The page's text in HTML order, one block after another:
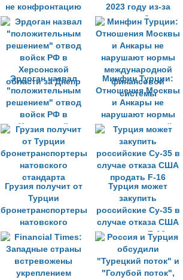
не конфронтацию
2023 году из-за
поддержки Западом
Киева
Эрдоган назвал
"положительным
решением" отвод
войск РФ в
Херсонской
области за Днепр
Минфин Турции:
Отношения Москвы
и Анкары не
нарушают нормы
международной
финансовой
системы
Грузия получит от
Турции
бронетранспортеры
натовского
стандарта
Турция может
закупить
российские Су-35 в
случае отказа США
продать F-16